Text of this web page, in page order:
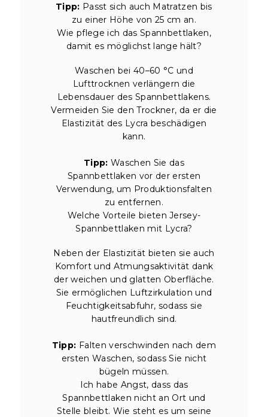
Tipp: Passt sich auch Matratzen bis
zu einer Höhe von 25 cm an.
Wie pflege ich das Spannbettlaken,
damit es möglichst lange hält?
Waschen bei 40–60 °C und
Lufttrocknen verlängern die
Lebensdauer des Spannbettlakens.
Vermeiden Sie den Trockner, da er die
Elastizität des Lycra beschädigen
kann.
Tipp: Waschen Sie das
Spannbettlaken vor der ersten
Verwendung, um Produktionsfalten
zu entfernen.
Welche Vorteile bieten Jersey-
Spannbettlaken mit Lycra?
Neben der Elastizität bieten sie auch
Komfort und Atmungsaktivität dank
der weichen und glatten Oberfläche.
Sie ermöglichen Luftzirkulation und
Feuchtigkeitsabfuhr, sodass sie
hautfreundlich sind.
Tipp: Falten verschwinden nach dem
ersten Waschen, sodass Sie nicht
bügeln müssen.
Ich habe Angst, dass das
Spannbettlaken nicht an Ort und
Stelle bleibt. Wie steht es um seine